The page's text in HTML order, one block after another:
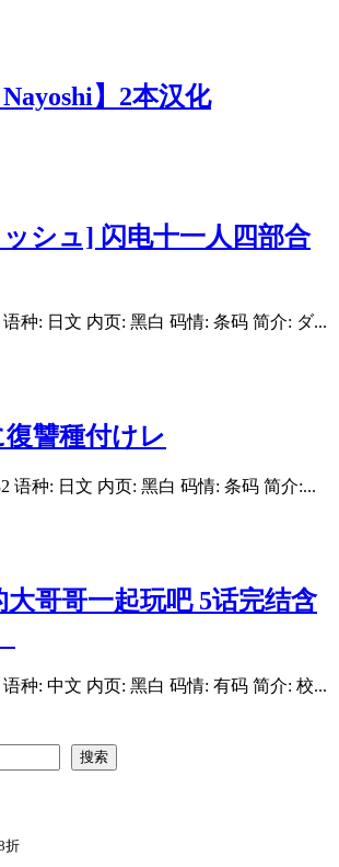
Nayoshi】2本汉化
シュ] 闪电十一人四部合
种: 日文 内页: 黑白 码情: 条码 简介: ダ...
讐種付けレ
语种: 日文 内页: 黑白 码情: 条码 简介:...
大哥哥一起玩吧 5话完结含
种: 中文 内页: 黑白 码情: 有码 简介: 校...
搜索
折